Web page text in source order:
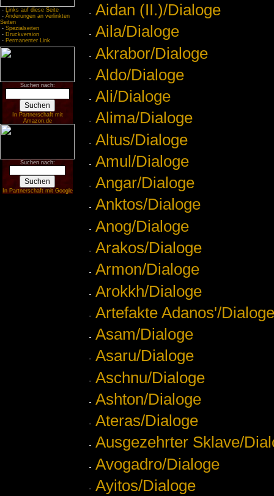
- Links auf diese Seite
- Änderungen an verlinkten
Seiten
- Spezialseiten
- Druckversion
- Permanenter Link
Suchen nach:
In Partnerschaft mit
Amazon.de
Suchen nach:
In Partnerschaft mit Google
Aidan (II.)/Dialoge
Aila/Dialoge
Akrabor/Dialoge
Aldo/Dialoge
Ali/Dialoge
Alima/Dialoge
Altus/Dialoge
Amul/Dialoge
Angar/Dialoge
Anktos/Dialoge
Anog/Dialoge
Arakos/Dialoge
Armon/Dialoge
Arokkh/Dialoge
Artefakte Adanos'/Dialoge
Asam/Dialoge
Asaru/Dialoge
Aschnu/Dialoge
Ashton/Dialoge
Ateras/Dialoge
Ausgezehrter Sklave/
Avogadro/Dialoge
Ayitos/Dialoge